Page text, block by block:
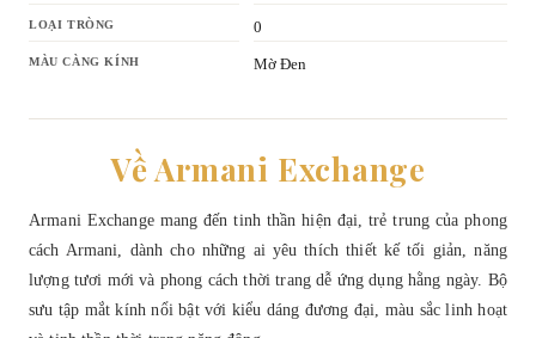
LOẠI TRÒNG 0
MÀU CÀNG KÍNH Mờ Đen
Về Armani Exchange
Armani Exchange mang đến tinh thần hiện đại, trẻ trung của phong
cách Armani, dành cho những ai yêu thích thiết kế tối giản, năng
lượng tươi mới và phong cách thời trang dễ ứng dụng hằng ngày. Bộ
sưu tập mắt kính nổi bật với kiểu dáng đương đại, màu sắc linh hoạt